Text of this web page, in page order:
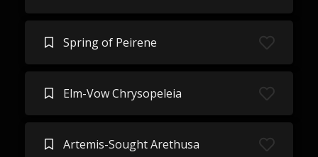
Spring of Peirene
Elm-Vow Chrysopeleia
Artemis-Sought Arethusa